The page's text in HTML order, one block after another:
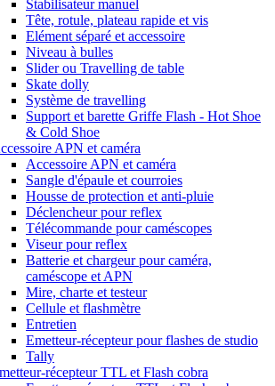
Stabilisateur manuel
Tête, rotule, plateau rapide et vis
Elément séparé et accessoire
Niveau à bulles
Slider ou Travelling de table
Skate dolly
Système de travelling
Support et barette Griffe Flash - Hot Shoe
& Cold Shoe
APN et caméra
Accessoire APN et caméra
Sangle d'épaule et courroies
Housse de protection et anti-pluie
Déclencheur pour reflex
Télécommande pour caméscopes
Viseur pour reflex
Batterie et chargeur pour caméra,
caméscope et APN
Mire, charte et testeur
Cellule et flashmètre
Entretien
Emetteur-récepteur pour flashes de studio
Tally
récepteur TTL et Flash cobra